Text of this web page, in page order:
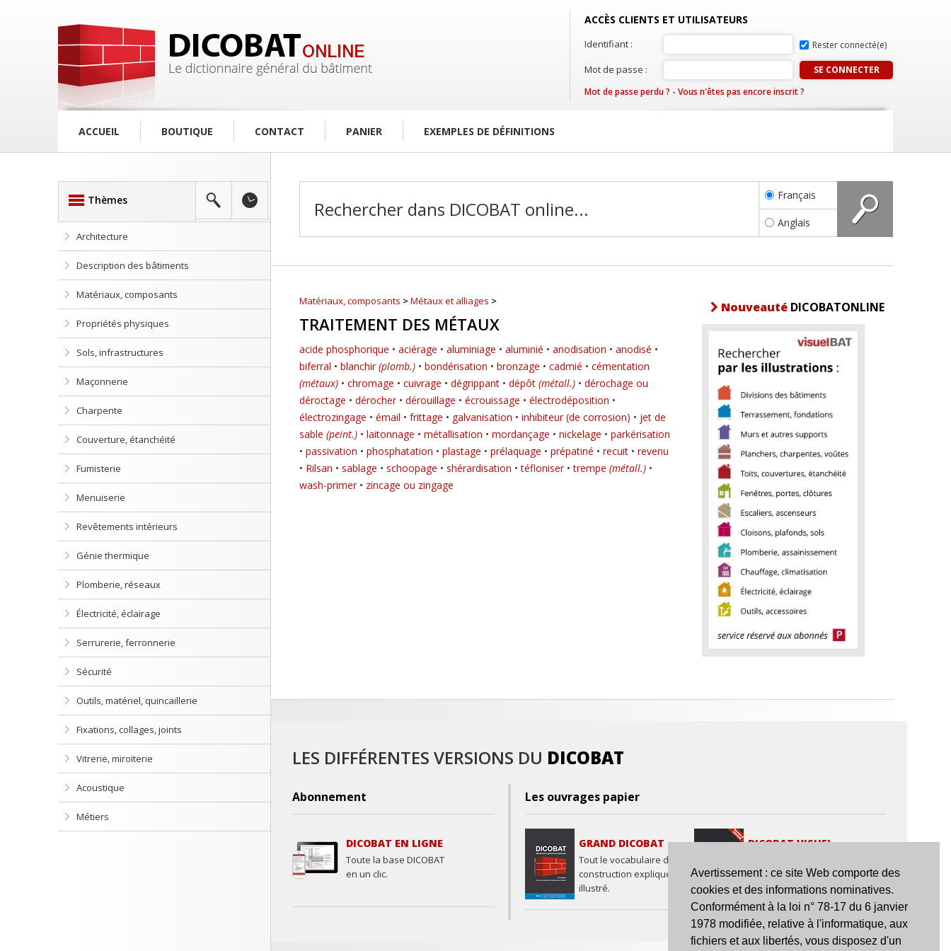
Avertissement : ce site Web comporte des
cookies et des informations nominatives.
Conformément à la loi n° 78-17 du 6 janvier
1978 modifiée, relative à l'informatique, aux
fichiers et aux libertés, vous disposez d'un
ACCÈS CLIENTS ET UTILISATEURS
Identifiant : Rester connecté(e)
Mot de passe :
Mot de passe perdu ? - Vous n'êtes pas encore inscrit ?
ACCUEIL BOUTIQUE CONTACT PANIER EXEMPLES DE DÉFINITIONS
Thèmes
Architecture
Description des bâtiments
Matériaux, composants
Propriétés physiques
Sols, infrastructures
Maçonnerie
Charpente
Couverture, étanchéité
Fumisterie
Menuiserie
Revêtements intérieurs
Génie thermique
Plomberie, réseaux
Électricité, éclairage
Serrurerie, ferronnerie
Sécurité
Outils, matériel, quincaillerie
Fixations, collages, joints
Vitrerie, miroiterie
Acoustique
Métiers
Français
Anglais
Matériaux, composants >Métaux et alliages >
TRAITEMENT DES MÉTAUX
acide phosphorique • aciérage • aluminiage • aluminié • anodisation • anodisé •
biferral • blanchir(plomb.) • bondérisation • bronzage • cadmié • cémentation
(métaux) • chromage • cuivrage • dégrippant • dépôt (métall.) • dérochage ou
déroctage • dérocher• dérouillage • écrouissage • électrodéposition •
électrozingage • émail • frittage • galvanisation • inhibiteur (de corrosion) • jet de
sable (peint.) • laitonnage • métallisation • mordançage • nickelage • parkérisation
• passivation • phosphatation • plastage • prélaquage • prépatiné • recuit • revenu
• Rilsan • sablage • schoopage • shérardisation •téfloniser•trempe (métall.) •
wash-primer• zincage ou zingage
Nouveauté DICOBATONLINE
LES DIFFÉRENTES VERSIONS DU DICOBAT
Abonnement
DICOBAT EN LIGNE
Toute la base DICOBAT
en un clic.
Les ouvrages papier
GRAND DICOBAT
Tout le vocabulaire de la
construction expliqué et
illustré.
DICOBAT VISUEL
en images et présenté
par thèmes.